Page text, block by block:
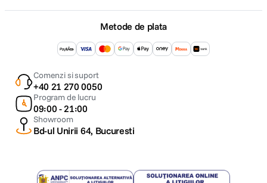
Metode de plata
Comenzi si suport
+40 21 270 0050
Program de lucru
09:00 - 21:00
Showroom
Bd-ul Unirii 64, Bucuresti